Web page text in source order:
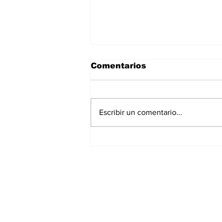
Comentarios
Escribir un comentario...